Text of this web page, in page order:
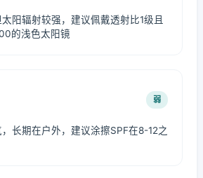
阳辐射较强，建议佩戴透射比1级且
的浅色太阳镜
弱
长期在户外，建议涂擦SPF在8-12之